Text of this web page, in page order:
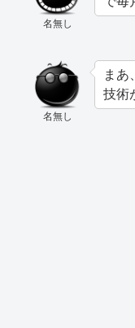
名無し
名無し
まあ
技術